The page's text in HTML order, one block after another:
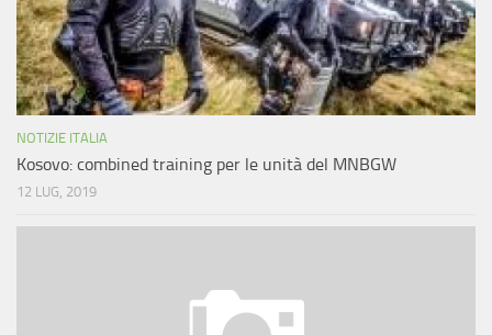
NOTIZIE ITALIA
Kosovo: combined training per le unità del MNBGW
12 LUG, 2019